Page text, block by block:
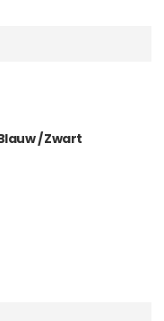
/ Zwart